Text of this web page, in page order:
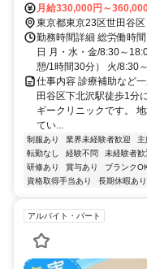
田駅｣徒歩9分、｢東北沢
月給330,000円～
東京都東京23区世田谷区
勤務時間詳細 総労働時
日 月・水・金/8:30～
憩/1時間30分） 火/8:30～
仕事内容 診療補助など
田谷区下北沢駅徒歩1分
ギークリニックです。
てい...
制服あり 業界未経験者歓迎
転勤なし
経験不問 未経験者歓
研修あり
賞与あり ブランク
資格取得手当あり
長期休暇あり
アルバイト・パート